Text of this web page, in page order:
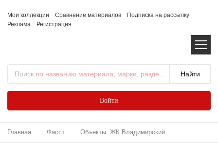
Мои коллекции Сравнение материалов
Подписка на рассылку
Реклама
Регистрация
Поиск по названию материала, марки, раздела...
Войти
Главная Фасст Объекты: ЖК Владимирский